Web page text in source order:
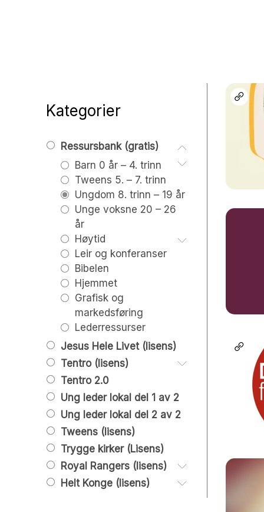
Kategorier
Ressursbank (gratis)
Barn 0 år – 4. trinn
Barn: samlinger
Barn: Lek og
aktiviteter
Tweens 5. – 7. trinn
Ungdom 8. trinn – 19 år
Unge voksne 20 – 26
år
Høytid
Jul
Påske
Pinse
Leir og konferanser
Bibelen
Hjemmet
Grafisk og
markedsføring
Lederressurser
Jesus Hele Livet (lisens)
Tentro (lisens)
Leksjoner, tenark og
powepoint
Tilleggsleksjoner og
tenark
Grafisk og promo
Tentro ressurser
Tentro 2.0
Ung leder lokal del 1 av 2
Ung leder lokal del 2 av 2
Tweens (lisens)
Trygge kirker (Lisens)
Royal Rangers (lisens)
01. Start
Helt Konge (lisens)